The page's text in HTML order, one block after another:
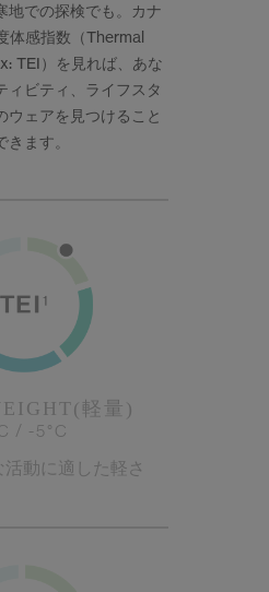
ションLOOK
ションLOOK
なピースもご覧いただけます。
詳しく見る
地での探検でも。カナ
体感指数（Thermal
TEI）を見れば、あな
ィビティ、ライフスタ
ウェアを見つけること
きます。
軽量)
/ -5°C
動に適した軽さ